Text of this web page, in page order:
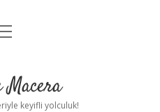
Uyarıkeyifli yolculuk!